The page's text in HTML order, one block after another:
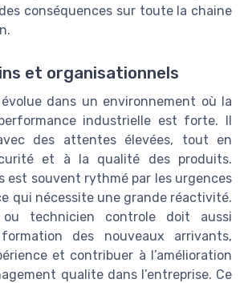
conséquences sur toute la chaine
et organisationnels
évolue dans un environnement où la
industrielle est forte. Il
des attentes élevées, tout en
et à la qualité des produits.
est souvent rythmé par les urgences
qui nécessite une grande réactivité.
ou technicien controle doit aussi
des nouveaux arrivants,
et contribuer à l’amélioration
qualite dans l’entreprise. Ce